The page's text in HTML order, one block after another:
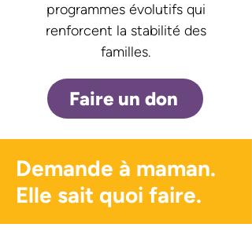
programmes évolutifs qui
renforcent la stabilité des
familles.
Faire un don
Demande à maman.
Elle sait quoi faire.